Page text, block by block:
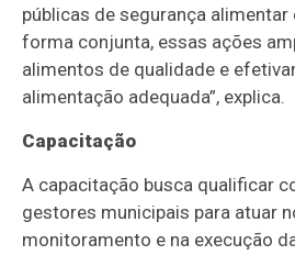
públicas de segurança alimentar
forma conjunta, essas ações
alimentos de qualidade e
alimentação adequada”, explica.
Capacitação
A capacitação busca qualificar
gestores municipais para atuar
monitoramento e na execução